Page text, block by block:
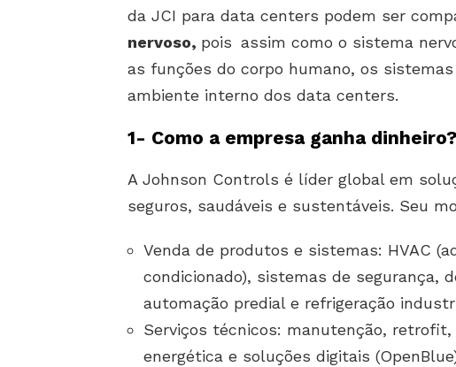
da JCI para data centers podem ser
nervoso, pois assim como o sistema
as funções do corpo humano, os
ambiente interno dos data centers.
1- Como a empresa ganha dinheiro?
A Johnson Controls é líder global em
seguros, saudáveis e sustentáveis. Seu
Venda de produtos e sistemas: HVAC
condicionado), sistemas de segurança,
automação predial e refrigeração
Serviços técnicos: manutenção,
energética e soluções digitais